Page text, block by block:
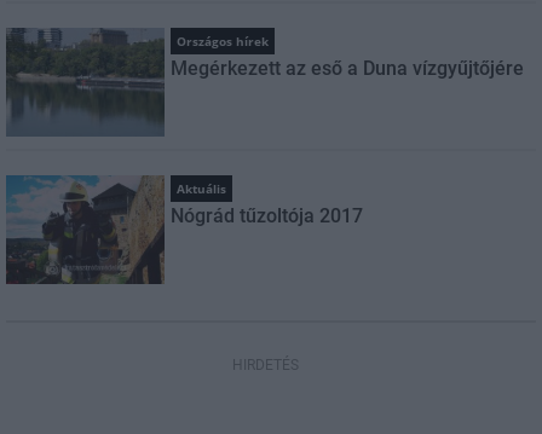
Országos hírek
Megérkezett az eső a Duna vízgyűjtőjére
Aktuális
Nógrád tűzoltója 2017
HIRDETÉS